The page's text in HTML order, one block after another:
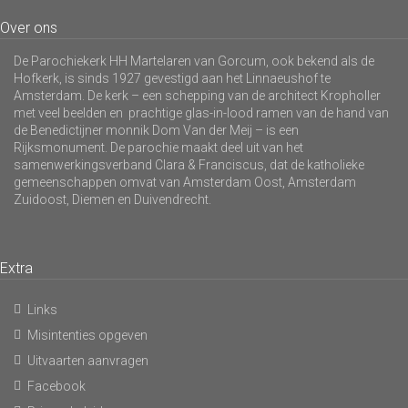
Over ons
De Parochiekerk HH Martelaren van Gorcum, ook bekend als de
Hofkerk, is sinds 1927 gevestigd aan het Linnaeushof te
Amsterdam. De kerk – een schepping van de architect Kropholler
met veel beelden en prachtige glas-in-lood ramen van de hand van
de Benedictijner monnik Dom Van der Meij – is een
Rijksmonument. De parochie maakt deel uit van het
samenwerkingsverband Clara & Franciscus, dat de katholieke
gemeenschappen omvat van Amsterdam Oost, Amsterdam
Zuidoost, Diemen en Duivendrecht.
Extra
Links
Misintenties opgeven
Uitvaarten aanvragen
Facebook